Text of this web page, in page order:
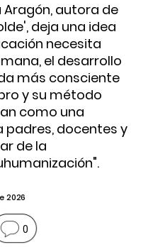
autora de
deja una idea
necesita
el desarrollo
más consciente
y su método
como una
docentes y
de la
2026
0